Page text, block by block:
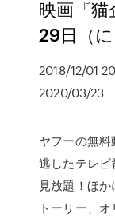
映画『
29日（
2018/12/01
2020/03/23
ヤフーの無料
逃したテレ
見放題！ほ
トーリー、